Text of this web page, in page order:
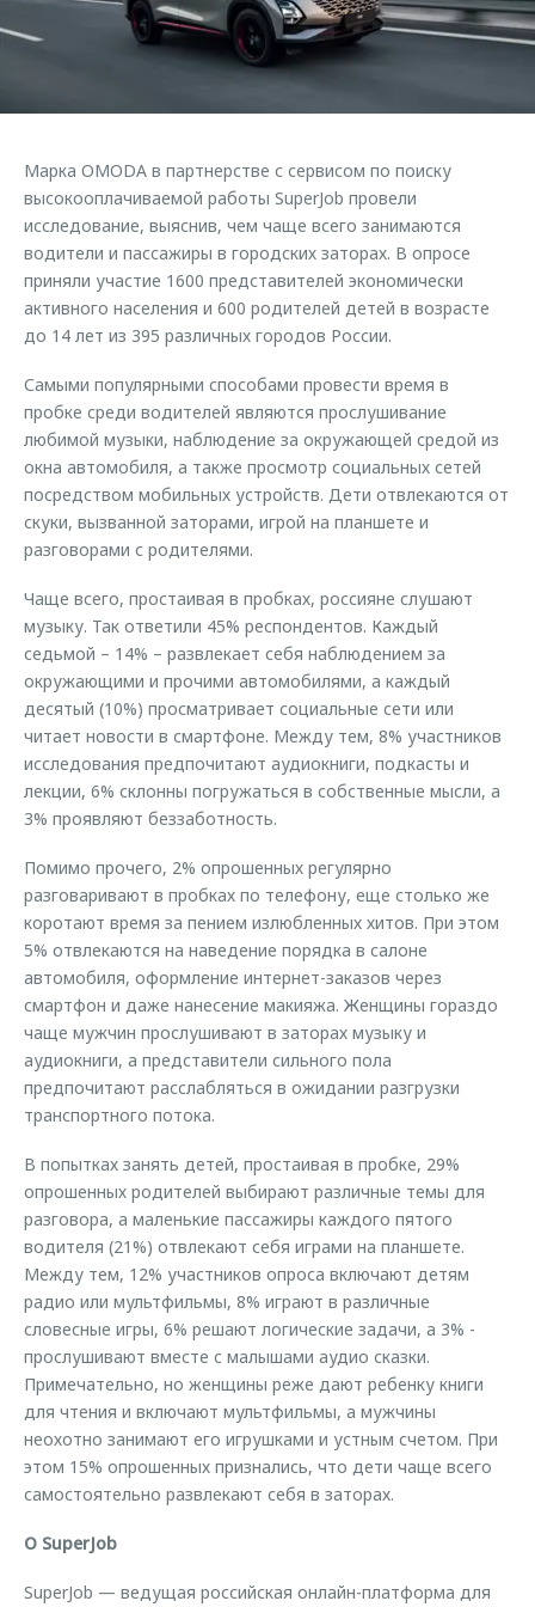
Страхование
Кредитный калькулятор
Оригинальные аксессуары
Запчасти
Трейд-ин
Калькулятор трейд-ин
Клиентская поддержка
Клуб владельцев OMODA
Аксессуары
Одежда и сувениры
Оригинальные аксессуары
Запчасти
Обратная связь
Марка OMODA в партнерстве с сервисом по поиску
высокооплачиваемой работы SuperJob провели
исследование, выяснив, чем чаще всего занимаются
водители и пассажиры в городских заторах. В опросе
приняли участие 1600 представителей экономически
активного населения и 600 родителей детей в возрасте
до 14 лет из 395 различных городов России.
Самыми популярными способами провести время в
пробке среди водителей являются прослушивание
любимой музыки, наблюдение за окружающей средой из
окна автомобиля, а также просмотр социальных сетей
посредством мобильных устройств. Дети отвлекаются от
скуки, вызванной заторами, игрой на планшете и
разговорами с родителями.
Чаще всего, простаивая в пробках, россияне слушают
музыку. Так ответили 45% респондентов. Каждый
седьмой – 14% – развлекает себя наблюдением за
окружающими и прочими автомобилями, а каждый
десятый (10%) просматривает социальные сети или
читает новости в смартфоне. Между тем, 8% участников
исследования предпочитают аудиокниги, подкасты и
лекции, 6% склонны погружаться в собственные мысли, а
3% проявляют беззаботность.
Помимо прочего, 2% опрошенных регулярно
разговаривают в пробках по телефону, еще столько же
коротают время за пением излюбленных хитов. При этом
5% отвлекаются на наведение порядка в салоне
автомобиля, оформление интернет-заказов через
смартфон и даже нанесение макияжа. Женщины гораздо
чаще мужчин прослушивают в заторах музыку и
аудиокниги, а представители сильного пола
предпочитают расслабляться в ожидании разгрузки
транспортного потока.
В попытках занять детей, простаивая в пробке, 29%
опрошенных родителей выбирают различные темы для
разговора, а маленькие пассажиры каждого пятого
водителя (21%) отвлекают себя играми на планшете.
Между тем, 12% участников опроса включают детям
радио или мультфильмы, 8% играют в различные
словесные игры, 6% решают логические задачи, а 3% -
прослушивают вместе с малышами аудио сказки.
Примечательно, но женщины реже дают ребенку книги
для чтения и включают мультфильмы, а мужчины
неохотно занимают его игрушками и устным счетом. При
этом 15% опрошенных признались, что дети чаще всего
самостоятельно развлекают себя в заторах.
О SuperJob
SuperJob — ведущая российская онлайн-платформа для